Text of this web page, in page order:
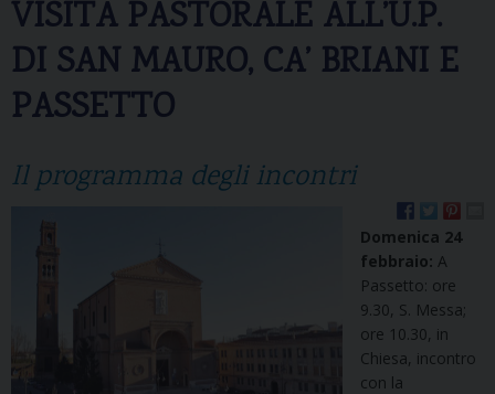
VISITA PASTORALE ALL’U.P.
DI SAN MAURO, CA’ BRIANI E
PASSETTO
Il programma degli incontri
Domenica 24
febbraio: A
Passetto: ore
9.30, S. Messa;
ore 10.30, in
Chiesa, incontro
con la